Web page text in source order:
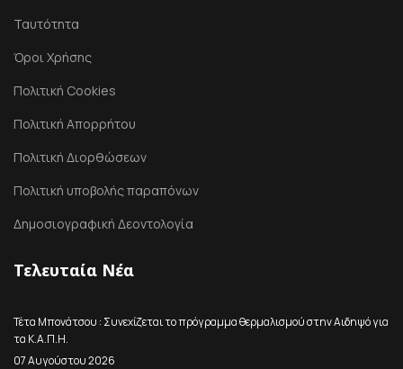
Ταυτότητα
Όροι Χρήσης
Πολιτική Cookies
Πολιτική Απορρήτου
Πολιτική Διορθώσεων
Πολιτική υποβολής παραπόνων
Δημοσιογραφική Δεοντολογία
Τελευταία Νέα
Τέτα Μπονάτσου : Συνεχίζεται το πρόγραμμα θερμαλισμού στην Αιδηψό για
τα Κ.Α.Π.Η.
07 Αυγούστου 2026